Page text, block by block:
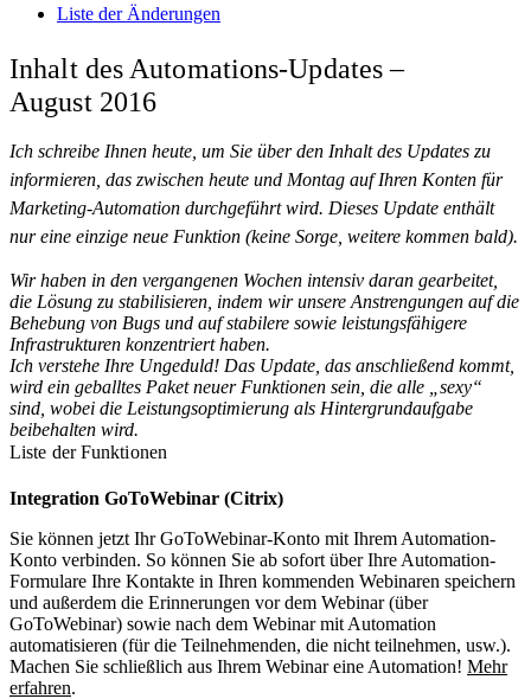
Liste der Änderungen
Inhalt des Automations-Updates –
August 2016
Ich schreibe Ihnen heute, um Sie über den Inhalt des Updates zu
informieren, das zwischen heute und Montag auf Ihren Konten für
Marketing-Automation durchgeführt wird. Dieses Update enthält
nur eine einzige neue Funktion (keine Sorge, weitere kommen bald).
Wir haben in den vergangenen Wochen intensiv daran gearbeitet,
die Lösung zu stabilisieren, indem wir unsere Anstrengungen auf die
Behebung von Bugs und auf stabilere sowie leistungsfähigere
Infrastrukturen konzentriert haben.
Ich verstehe Ihre Ungeduld! Das Update, das anschließend kommt,
wird ein geballtes Paket neuer Funktionen sein, die alle „sexy“
sind, wobei die Leistungsoptimierung als Hintergrundaufgabe
beibehalten wird.
Liste der Funktionen
Integration GoToWebinar (Citrix)
Sie können jetzt Ihr GoToWebinar-Konto mit Ihrem Automation-
Konto verbinden. So können Sie ab sofort über Ihre Automation-
Formulare Ihre Kontakte in Ihren kommenden Webinaren speichern
und außerdem die Erinnerungen vor dem Webinar (über
GoToWebinar) sowie nach dem Webinar mit Automation
automatisieren (für die Teilnehmenden, die nicht teilnehmen, usw.).
Machen Sie schließlich aus Ihrem Webinar eine Automation! Mehr
erfahren.